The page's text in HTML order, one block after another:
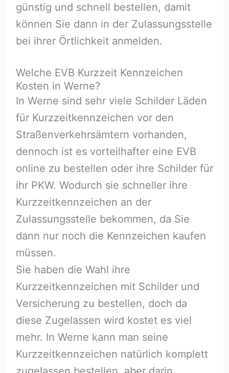
günstig und schnell bestellen, damit
können Sie dann in der Zulassungsstelle
bei ihrer Örtlichkeit anmelden.
Welche EVB Kurzzeit Kennzeichen
Kosten in Werne?
In Werne sind sehr viele Schilder Läden
für Kurzzeitkennzeichen vor den
Straßenverkehrsämtern vorhanden,
dennoch ist es vorteilhafter eine EVB
online zu bestellen oder ihre Schilder für
ihr PKW. Wodurch sie schneller ihre
Kurzzeitkennzeichen an der
Zulassungsstelle bekommen, da Sie
dann nur noch die Kennzeichen kaufen
müssen.
Sie haben die Wahl ihre
Kurzzeitkennzeichen mit Schilder und
Versicherung zu bestellen, doch da
diese Zugelassen wird kostet es viel
mehr. In Werne kann man seine
Kurzzeitkennzeichen natürlich komplett